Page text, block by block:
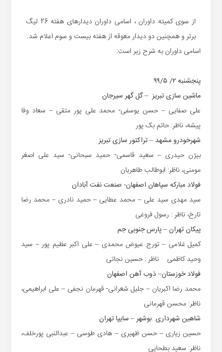
از سوی کمیته داوران ، اسامی داوران دیدارهای هفته 26 لیگ
برتر و همچنین دو دیدار معوقه از هفته بیست و سوم اعلام شد.
اسامی داوران به شرح زیر است:
پنجشنبه ۲/ ۹۹/۵
ماشین سازی تبریز – گل گهر سیرجان
علی صفایی – حسن یوسفی- محمد علی پور متقی – سعاد وفا
پیشه، ناظر: حاتم بک پور
شهرخودرو مشهد – تراکتور سازی تبریز
بیژن حیدری – سعید قاسمی- حمید سبحانی- سید علی اصغر
مومنی، ناظر: ابوطالب طاهریان
فولاد مبارکه سپاهان اصفهان- صنعت نفت آبادان
سید مهدی سید علی – محمد عطایی – حمید نادری – محمد رضا
تارخ، ناظر : رسول فروغی
پیکان تهران – پارس جنوبی جم
کمیل غلامی – تورج عیوض محمدی – علی اکبر عظیم پور – سید
وحید کاظمی ناظر : حسین نجاتی
فولاد خوزستان– ذوب آهن اصفهان
محمد رضا اکبریان – جلیل شعرانی- قهرمان نجفی – علی ابراهیمی،
ناظر: محسن قهرمانی
شاهین شهرداری بوشهر – سایپا تهران
حسین زیاری – حسن ظهیری – هادی طوسی – عبدالنبی پورخلف،
ناظر: سعید بطحایی